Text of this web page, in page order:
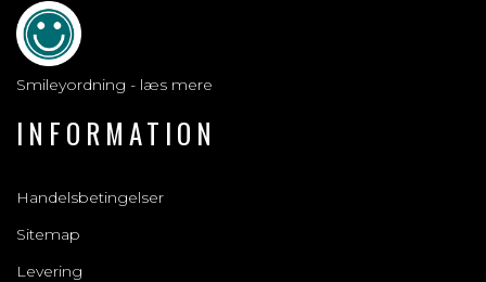
Smileyordning - læs mere
INFORMATION
Handelsbetingelser
Sitemap
Levering